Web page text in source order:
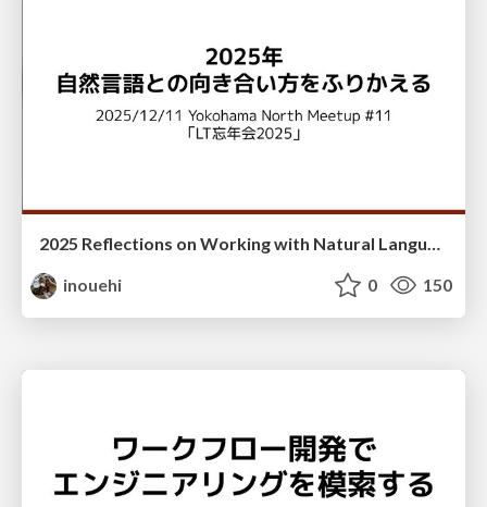
2025 Reflections on Working with Natural Language
inouehi
0 150